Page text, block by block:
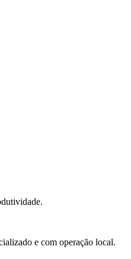
e com operação local.